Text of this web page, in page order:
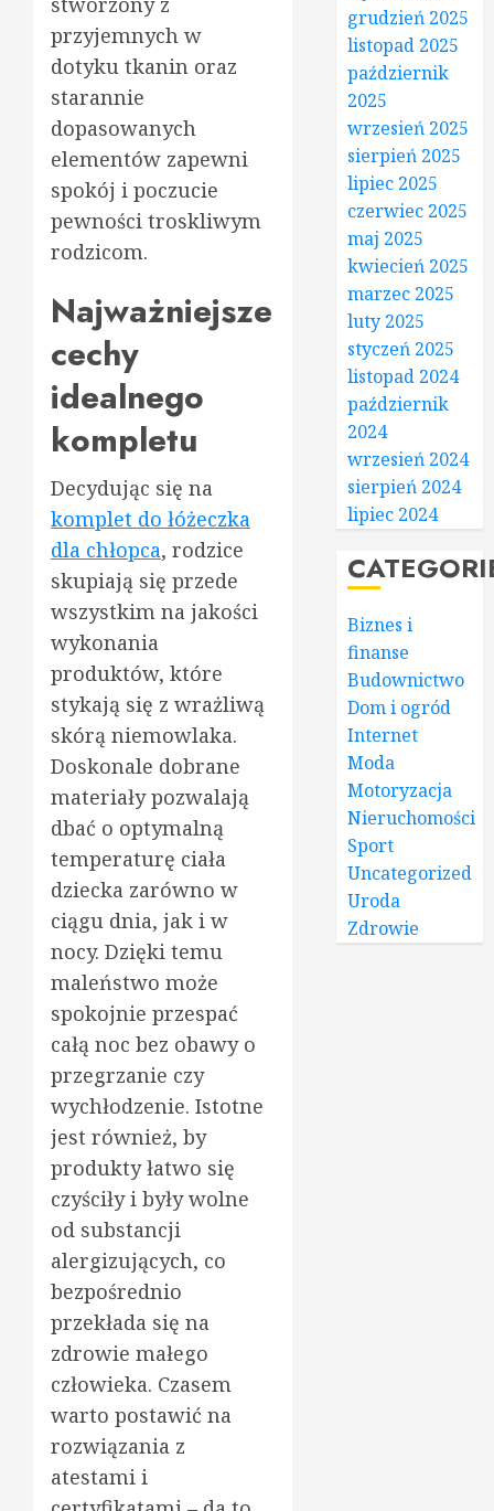
przyjemnych w
dotyku tkanin oraz
starannie
dopasowanych
elementów zapewni
spokój i poczucie
pewności troskliwym
rodzicom.
Najważniejsze
cechy
idealnego
kompletu
Decydując się na
komplet do łóżeczka
dla chłopca, rodzice
skupiają się przede
wszystkim na jakości
wykonania
produktów, które
stykają się z wrażliwą
skórą niemowlaka.
Doskonale dobrane
materiały pozwalają
dbać o optymalną
temperaturę ciała
dziecka zarówno w
ciągu dnia, jak i w
nocy. Dzięki temu
maleństwo może
spokojnie przespać
całą noc bez obawy o
przegrzanie czy
wychłodzenie. Istotne
jest również, by
produkty łatwo się
czyściły i były wolne
od substancji
alergizujących, co
bezpośrednio
przekłada się na
zdrowie małego
człowieka. Czasem
warto postawić na
rozwiązania z
atestami i
grudzień 2025
listopad 2025
październik
2025
wrzesień 2025
sierpień 2025
lipiec 2025
czerwiec 2025
maj 2025
kwiecień 2025
marzec 2025
luty 2025
styczeń 2025
listopad 2024
październik
2024
wrzesień 2024
sierpień 2024
lipiec 2024
Biznes i
finanse
Budownictwo
Dom i ogród
Internet
Moda
Motoryzacja
Nieruchomości
Sport
Uncategorized
Uroda
Zdrowie